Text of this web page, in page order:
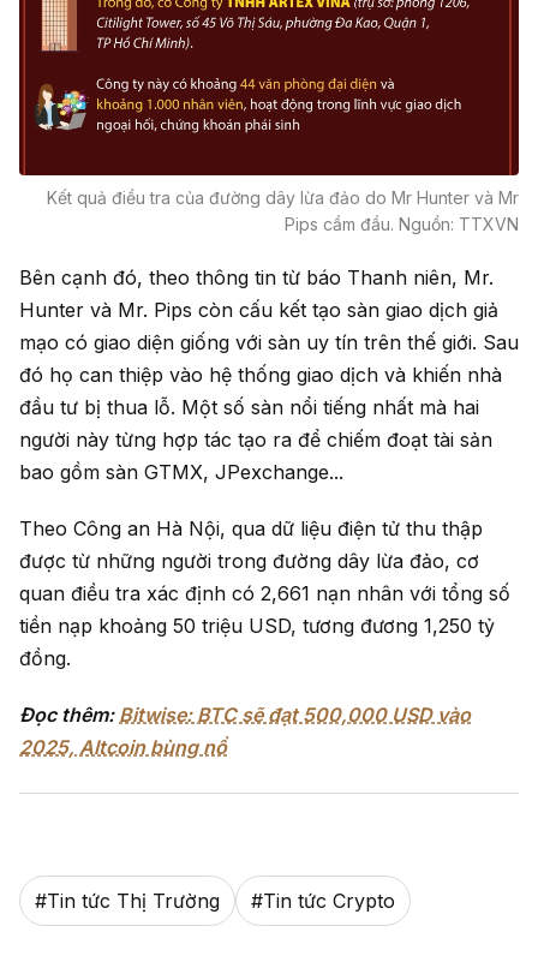
Kết quả điều tra của đường dây lừa đảo do Mr Hunter và Mr
Pips cầm đầu. Nguồn: TTXVN
Bên cạnh đó, theo thông tin từ báo Thanh niên, Mr.
Hunter và Mr. Pips còn cấu kết tạo sàn giao dịch giả
mạo có giao diện giống với sàn uy tín trên thế giới. Sau
đó họ can thiệp vào hệ thống giao dịch và khiến nhà
đầu tư bị thua lỗ. Một số sàn nổi tiếng nhất mà hai
người này từng hợp tác tạo ra để chiếm đoạt tài sản
bao gồm sàn GTMX, JPexchange...
Theo Công an Hà Nội, qua dữ liệu điện tử thu thập
được từ những người trong đường dây lừa đảo, cơ
quan điều tra xác định có 2,661 nạn nhân với tổng số
tiền nạp khoảng 50 triệu USD, tương đương 1,250 tỷ
đồng.
Đọc thêm: Bitwise: BTC sẽ đạt 500,000 USD vào
2025, Altcoin bùng nổ
#Tin tức Thị Trường #Tin tức Crypto